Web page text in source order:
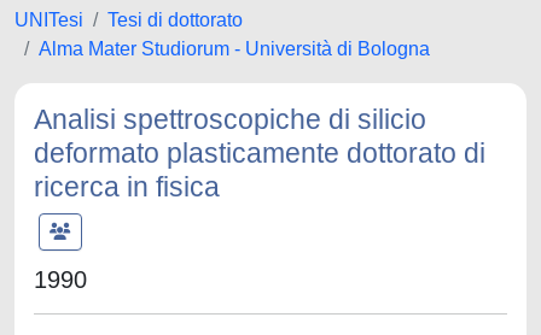
UNITesi
Tesi di dottorato
Alma Mater Studiorum - Università di Bologna
Analisi spettroscopiche di silicio
deformato plasticamente dottorato di
ricerca in fisica
1990